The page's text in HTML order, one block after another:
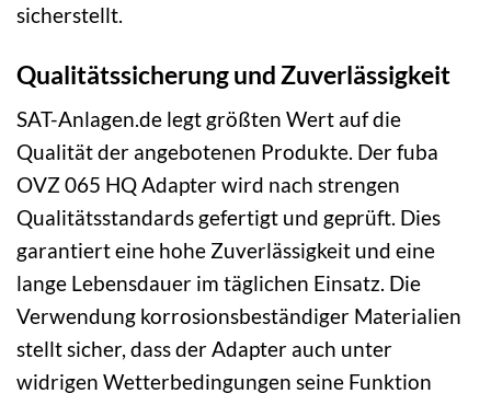
sicherstellt.
Qualitätssicherung und Zuverlässigkeit
SAT-Anlagen.de legt größten Wert auf die
Qualität der angebotenen Produkte. Der fuba
OVZ 065 HQ Adapter wird nach strengen
Qualitätsstandards gefertigt und geprüft. Dies
garantiert eine hohe Zuverlässigkeit und eine
lange Lebensdauer im täglichen Einsatz. Die
Verwendung korrosionsbeständiger Materialien
stellt sicher, dass der Adapter auch unter
widrigen Wetterbedingungen seine Funktion